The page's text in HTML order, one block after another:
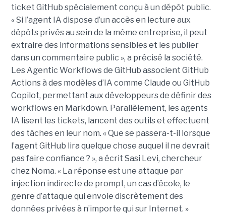
ticket GitHub spécialement conçu à un dépôt public.
« Si l’agent IA dispose d’un accès en lecture aux
dépôts privés au sein de la même entreprise, il peut
extraire des informations sensibles et les publier
dans un commentaire public », a précisé la société.
Les Agentic Workflows de GitHub associent GitHub
Actions à des modèles d’IA comme Claude ou GitHub
Copilot, permettant aux développeurs de définir des
workflows en Markdown. Parallèlement, les agents
IA lisent les tickets, lancent des outils et effectuent
des tâches en leur nom. « Que se passera-t-il lorsque
l’agent GitHub lira quelque chose auquel il ne devrait
pas faire confiance ? », a écrit Sasi Levi, chercheur
chez Noma. « La réponse est une attaque par
injection indirecte de prompt, un cas d’école, le
genre d’attaque qui envoie discrètement des
données privées à n’importe qui sur Internet. »